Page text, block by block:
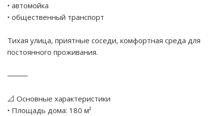
• автомойка
• общественный транспорт
Тихая улица, приятные соседи, комфортная среда для
постоянного проживания.
⸻
📐 Основные характеристики
• Площадь дома: 180 м²